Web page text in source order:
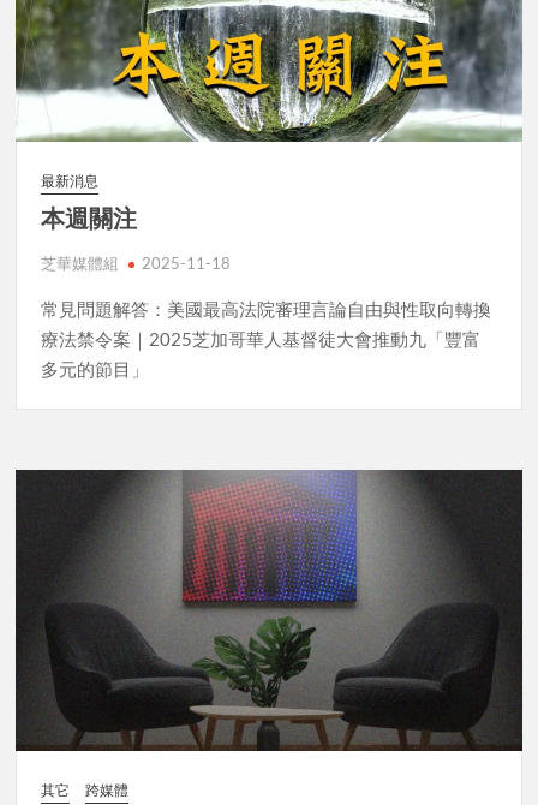
最新消息
本週關注
芝華媒體組 2025-11-18
常見問題解答：美國最高法院審理言論自由與性取向轉換
療法禁令案｜2025芝加哥華人基督徒大會推動九「豐富
多元的節目」
其它 跨媒體